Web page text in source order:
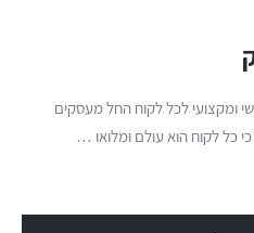
ומקצועי לכל לקוח החל מעסקים
כל לקוח הוא עולם ומלואו …